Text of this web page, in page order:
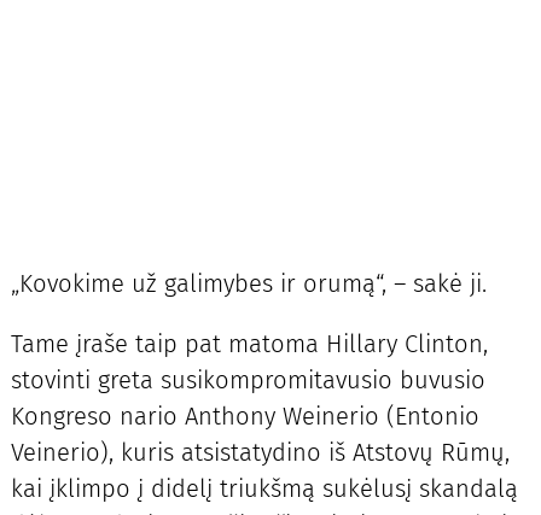
„Kovokime už galimybes ir orumą“, – sakė ji.
Tame įraše taip pat matoma Hillary Clinton,
stovinti greta susikompromitavusio buvusio
Kongreso nario Anthony Weinerio (Entonio
Veinerio), kuris atsistatydino iš Atstovų Rūmų,
kai įklimpo į didelį triukšmą sukėlusį skandalą